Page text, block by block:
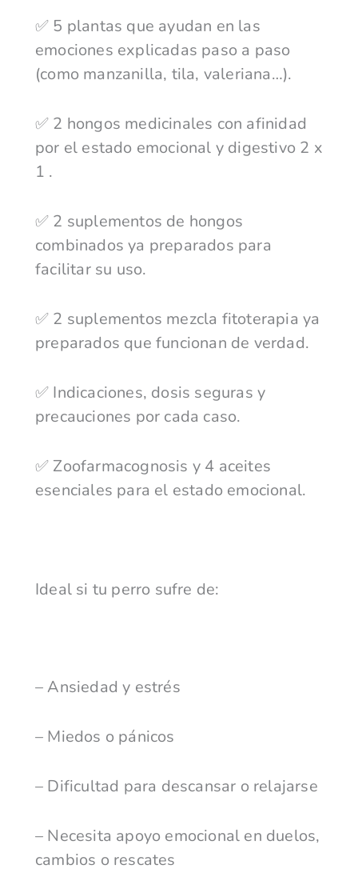
✅ 5 plantas que ayudan en las
emociones explicadas paso a paso
(como manzanilla, tila, valeriana…).
✅ 2 hongos medicinales con afinidad
por el estado emocional y digestivo 2 x
1 .
✅ 2 suplementos de hongos
combinados ya preparados para
facilitar su uso.
✅ 2 suplementos mezcla fitoterapia ya
preparados que funcionan de verdad.
✅ Indicaciones, dosis seguras y
precauciones por cada caso.
✅ Zoofarmacognosis y 4 aceites
esenciales para el estado emocional.
Ideal si tu perro sufre de:
–Ansiedad y estrés
– Miedos o pánicos
– Dificultad para descansar o relajarse
– Necesita apoyo emocional en duelos,
cambios o rescates